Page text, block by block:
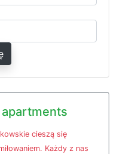
apartments
cieszą się
Każdy z nas